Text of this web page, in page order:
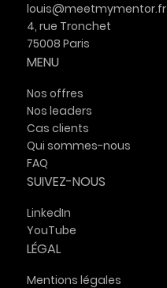
louis@meetmymentor.fr
4, rue Tronchet
75008 Paris
MENU
Nos offres
Nos leaders
Cas clients
Qui sommes-nous
FAQ
SUIVEZ-NOUS
LinkedIn
YouTube
LÉGAL
Mentions légales